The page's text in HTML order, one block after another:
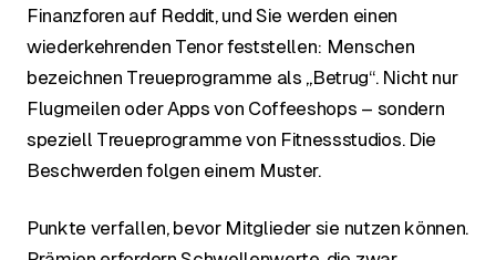
Finanzforen auf Reddit, und Sie werden einen
wiederkehrenden Tenor feststellen: Menschen
bezeichnen Treueprogramme als „Betrug“. Nicht nur
Flugmeilen oder Apps von Coffeeshops – sondern
speziell Treueprogramme von Fitnessstudios. Die
Beschwerden folgen einem Muster.
Punkte verfallen, bevor Mitglieder sie nutzen können.